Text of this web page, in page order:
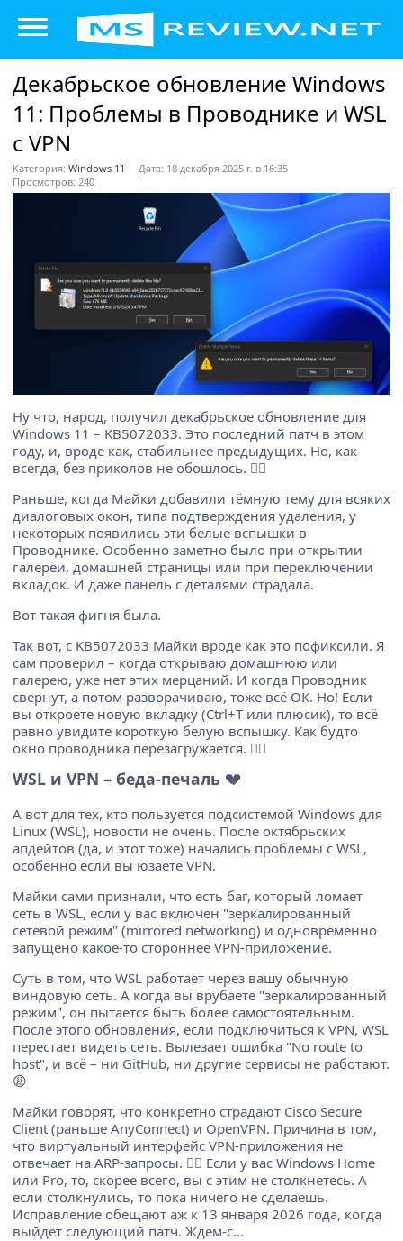
Декабрьское обновление Windows
11: Проблемы в Проводнике и WSL
с VPN
Категория: Windows 11
Дата: 18 декабря 2025 г. в 16:35
Просмотров: 240
Ну что, народ, получил декабрьское обновление для
Windows 11 – KB5072033. Это последний патч в этом
году, и, вроде как, стабильнее предыдущих. Но, как
всегда, без приколов не обошлось. 🤷‍♂️
Раньше, когда Майки добавили тёмную тему для всяких
диалоговых окон, типа подтверждения удаления, у
некоторых появились эти белые вспышки в
Проводнике. Особенно заметно было при открытии
галереи, домашней страницы или при переключении
вкладок. И даже панель с деталями страдала.
Вот такая фигня была.
Так вот, с KB5072033 Майки вроде как это пофиксили. Я
сам проверил – когда открываю домашнюю или
галерею, уже нет этих мерцаний. И когда Проводник
свернут, а потом разворачиваю, тоже всё ОК. Но! Если
вы откроете новую вкладку (Ctrl+T или плюсик), то всё
равно увидите короткую белую вспышку. Как будто
окно проводника перезагружается. 😵‍💫
WSL и VPN – беда-печаль 💔
А вот для тех, кто пользуется подсистемой Windows для
Linux (WSL), новости не очень. После октябрьских
апдейтов (да, и этот тоже) начались проблемы с WSL,
особенно если вы юзаете VPN.
Майки сами признали, что есть баг, который ломает
сеть в WSL, если у вас включен "зеркалированный
сетевой режим" (mirrored networking) и одновременно
запущено какое-то стороннее VPN-приложение.
Суть в том, что WSL работает через вашу обычную
виндовую сеть. А когда вы врубаете "зеркалированный
режим", он пытается быть более самостоятельным.
После этого обновления, если подключиться к VPN, WSL
перестает видеть сеть. Вылезает ошибка "No route to
host", и всё – ни GitHub, ни другие сервисы не работают.
😩
Майки говорят, что конкретно страдают Cisco Secure
Client (раньше AnyConnect) и OpenVPN. Причина в том,
что виртуальный интерфейс VPN-приложения не
отвечает на ARP-запросы. 🤷‍♂️ Если у вас Windows Home
или Pro, то, скорее всего, вы с этим не столкнетесь. А
если столкнулись, то пока ничего не сделаешь.
Исправление обещают аж к 13 января 2026 года, когда
выйдет следующий патч. Ждём-с...